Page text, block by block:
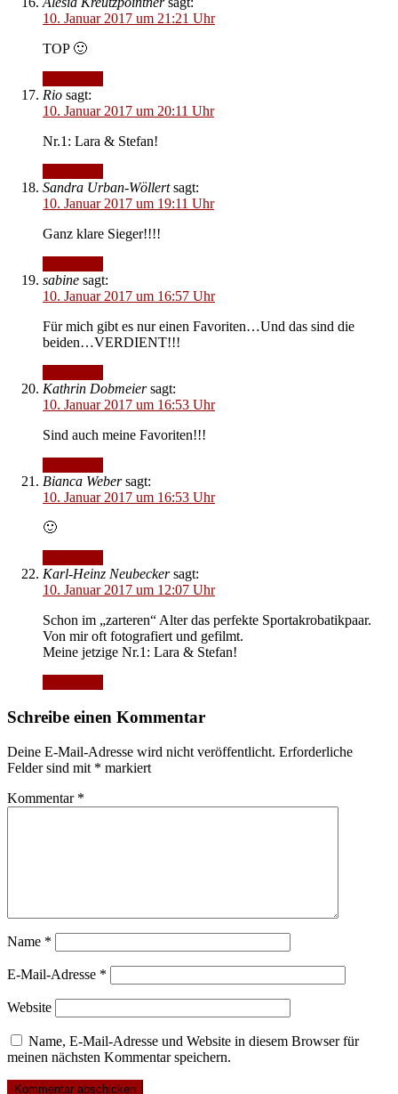
10. Januar 2017 um 21:21 Uhr
TOP 🙂
Rio sagt:
10. Januar 2017 um 20:11 Uhr
Nr.1: Lara & Stefan!
Sandra Urban-Wöllert sagt:
10. Januar 2017 um 19:11 Uhr
Ganz klare Sieger!!!!
sabine sagt:
10. Januar 2017 um 16:57 Uhr
Für mich gibt es nur einen Favoriten…Und das sind die
beiden…VERDIENT!!!
Kathrin Dobmeier sagt:
10. Januar 2017 um 16:53 Uhr
Sind auch meine Favoriten!!!
Bianca Weber sagt:
10. Januar 2017 um 16:53 Uhr
🙂
Karl-Heinz Neubecker sagt:
10. Januar 2017 um 12:07 Uhr
Schon im „zarteren“ Alter das perfekte Sportakrobatikpaar.
Von mir oft fotografiert und gefilmt.
Meine jetzige Nr.1: Lara & Stefan!
Schreibe einen Kommentar
Deine E-Mail-Adresse wird nicht veröffentlicht. Erforderliche
Felder sind mit * markiert
Kommentar *
Name *
E-Mail-Adresse *
Website
Name, E-Mail-Adresse und Website in diesem Browser für
meinen nächsten Kommentar speichern.